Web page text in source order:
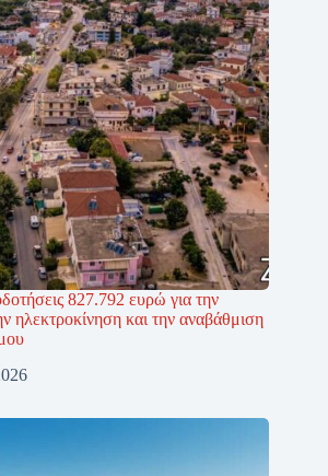
827.792 ευρώ για την
ηλεκτροκίνηση και την αναβάθμιση